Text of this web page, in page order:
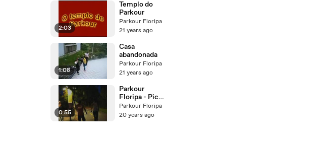
2:03
Templo do
Parkour
Parkour Floripa
21 years ago
1:08
Casa
abandonada
Parkour Floripa
21 years ago
0:55
Parkour
Floripa - Pico
Playboyzado
Parkour Floripa
20 years ago